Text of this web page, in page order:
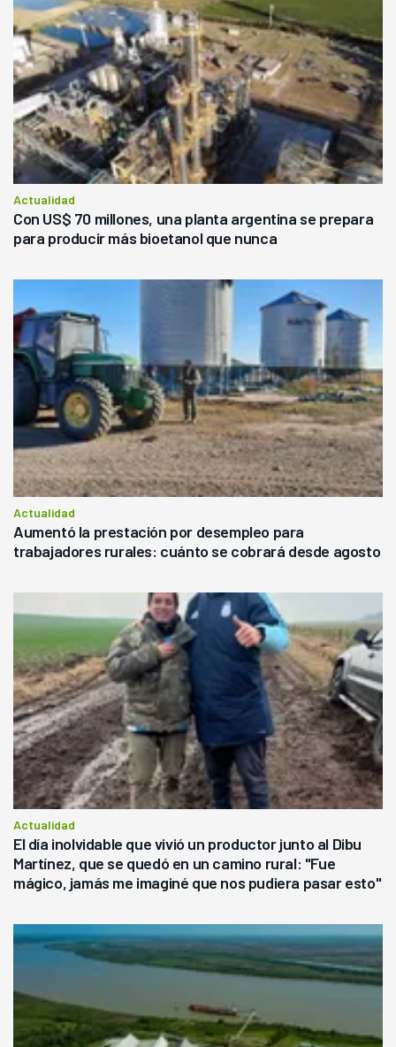
Actualidad
Con US$ 70 millones, una planta argentina se prepara
para producir más bioetanol que nunca
Actualidad
Aumentó la prestación por desempleo para
trabajadores rurales: cuánto se cobrará desde agosto
Actualidad
El día inolvidable que vivió un productor junto al Dibu
Martínez, que se quedó en un camino rural: "Fue
mágico, jamás me imaginé que nos pudiera pasar esto"